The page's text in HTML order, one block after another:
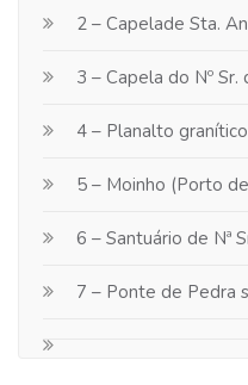
2 – Capelade Sta.
3 – Capela do Nº Sr.
4 – Planalto
5 – Moinho (Porto
6 – Santuário de Nª
7 – Ponte de Pedra